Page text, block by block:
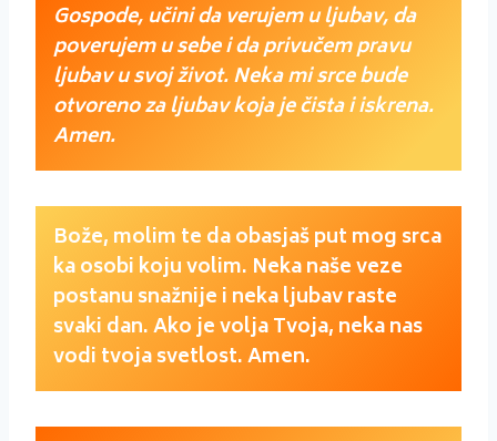
Gospode, učini da verujem u ljubav, da
poverujem u sebe i da privučem pravu
ljubav u svoj život. Neka mi srce bude
otvoreno za ljubav koja je čista i iskrena.
Amen.
Bože, molim te da obasjaš put mog srca
ka osobi koju volim. Neka naše veze
postanu snažnije i neka ljubav raste
svaki dan. Ako je volja Tvoja, neka nas
vodi tvoja svetlost. Amen.